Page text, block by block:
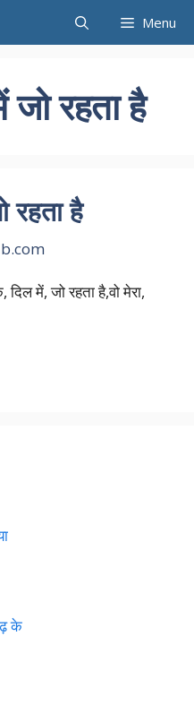
Menu
रहता है
रहता है
में, जो रहता है,वो मेरा,
के